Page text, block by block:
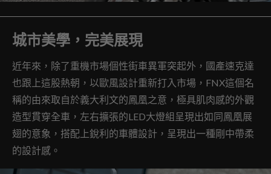
城市美學，完美展現
近年來，除了重機市場個性街車異軍突起外，國產速克達
也跟上這股熱朝，以歐風設計重新打入市場，FNX這個名
稱的由來取自於義大利文的鳳凰之意，極具肌肉感的外觀
造型貫穿全車，左右擴張的LED大燈組呈現出如同鳳凰展
翅的意象，搭配上銳利的車體設計，呈現出一種剛中帶柔
的設計感。